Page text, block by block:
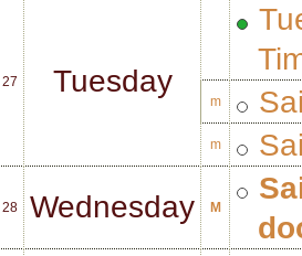
27 Tuesday
m
m
28 Wednesday M